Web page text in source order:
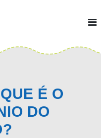
É O
DO